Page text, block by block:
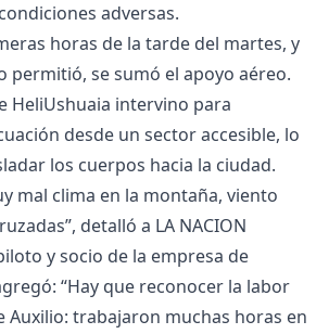
adversas.
horas de la tarde del martes, y
permitió, se sumó el apoyo aéreo.
HeliUshuaia intervino para
desde un sector accesible, lo
los cuerpos hacia la ciudad.
mal clima en la montaña, viento
detalló a LA NACION
y socio de la empresa de
“Hay que reconocer la labor
Auxilio: trabajaron muchas horas en